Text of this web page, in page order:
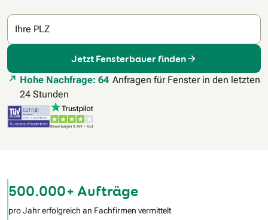
Ihre PLZ
Jetzt Fensterbauer finden
Hohe Nachfrage: 64 Anfragen für Fenster in den letzten
24 Stunden
500.000+ Aufträge
pro Jahr erfolgreich an Fachfirmen vermittelt